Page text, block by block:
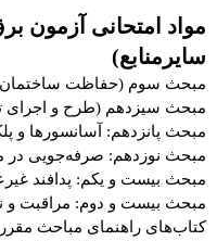
سایرمنابع)
مبحث سوم (حفاظت ساختمان‌ها
مبحث سیزدهم (طرح و اجرای
مبحث پانزدهم: آسانسورها و
مبحث نوزدهم: صرفه‌جویی در
مبحث بيست و يکم: پدافند
مبحث بيست و دوم: مراقبت و
کتاب­‌های راهنمای مباحث